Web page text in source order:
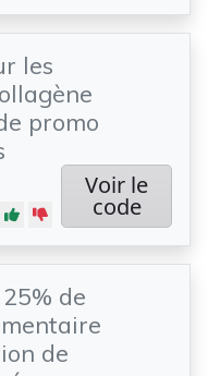
les
promo
Voir le
code
de
de